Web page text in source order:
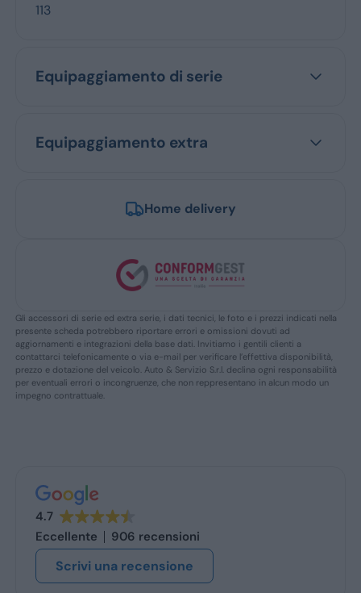
113
Equipaggiamento di serie
Equipaggiamento extra
Home delivery
Gli accessori di serie ed extra serie, i dati tecnici, le foto e i prezzi indicati nella
presente scheda potrebbero riportare errori e omissioni dovuti ad
aggiornamenti e integrazioni della base dati. Invitiamo i gentili clienti a
contattarci telefonicamente o via e-mail per verificare l’effettiva disponibilità,
prezzo e dotazione del veicolo. Auto & Servizio S.r.l. declina ogni responsabilità
per eventuali errori o incongruenze, che non reppresentano in alcun modo un
impegno contrattuale.
4.7
Eccellente
906 recensioni
Scrivi una recensione